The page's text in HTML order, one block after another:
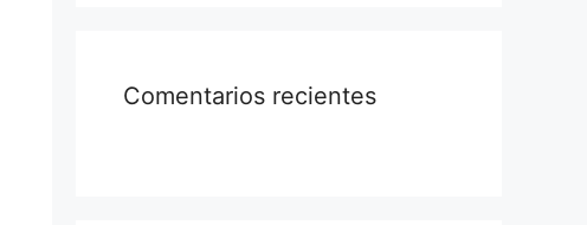
Comentarios recientes